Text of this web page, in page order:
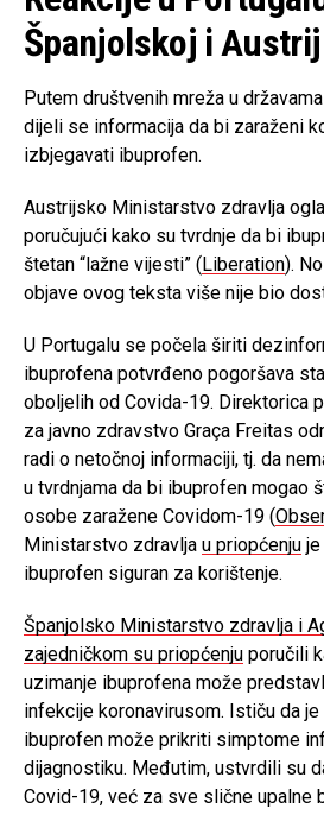
Španjolskoj i
Putem društvenih mreža u
dijeli se informacija da bi zaraženi
izbjegavati ibuprofen.
Austrijsko Ministarstvo zdravlja
poručujući kako su tvrdnje da bi
štetan “lažne vijesti” (Liberation).
objave ovog teksta više nije bio
U Portugalu se počela širiti
ibuprofena potvrđeno pogoršava
oboljelih od Covida-19. Direktorica
za javno zdravstvo Graça Freitas
radi o netočnoj informaciji, tj. da
u tvrdnjama da bi ibuprofen mogao
osobe zaražene Covidom-19 (
Ministarstvo zdravlja u priopćenju
ibuprofen siguran za korištenje.
Španjolsko Ministarstvo zdravlja i
zajedničkom su priopćenju poručili
uzimanje ibuprofena može
infekcije koronavirusom. Ističu da
ibuprofen može prikriti simptome
dijagnostiku. Međutim, ustvrdili su
Covid-19, već za sve slične upalne